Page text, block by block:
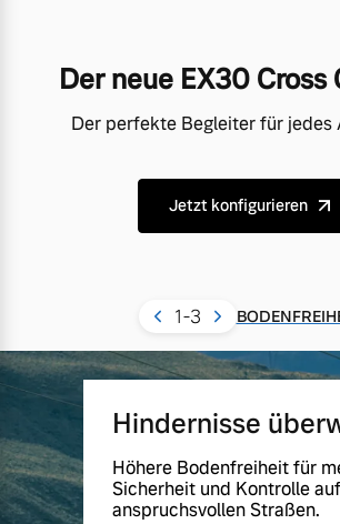
Der neue EX30 Cross
Der perfekte Begleiter für jedes
Jetzt konfigurieren
1-3
Hindernisse
Höhere Bodenfreiheit für
Sicherheit und Kontrolle auf
anspruchsvollen Straßen.